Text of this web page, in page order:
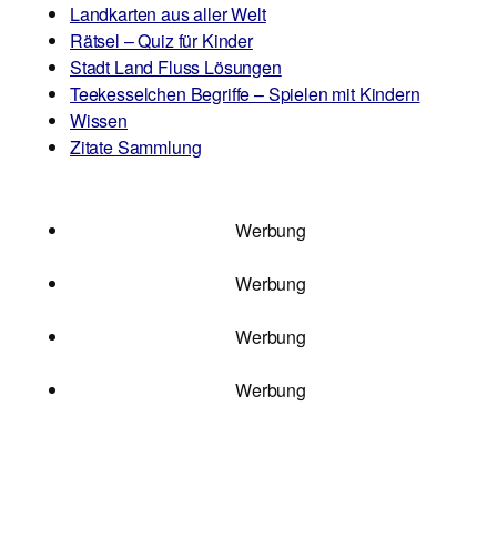
Landkarten aus aller Welt
Rätsel – Quiz für Kinder
Stadt Land Fluss Lösungen
Teekesselchen Begriffe – Spielen mit Kindern
Wissen
Zitate Sammlung
Werbung
Werbung
Werbung
Werbung